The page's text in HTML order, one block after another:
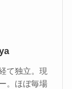
て独立。現
。ほぼ毎場